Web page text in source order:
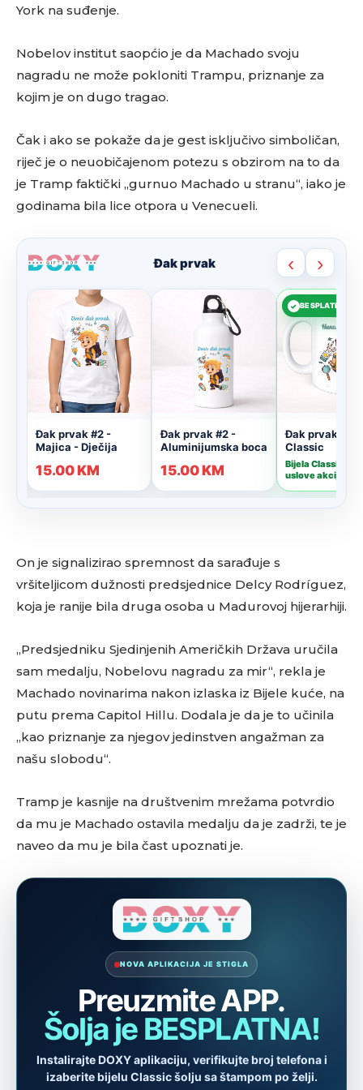
York na suđenje.
Nobelov institut saopćio je da Machado svoju
nagradu ne može pokloniti Trampu, priznanje za
kojim je on dugo tragao.
Čak i ako se pokaže da je gest isključivo simboličan,
riječ je o neuobičajenom potezu s obzirom na to da
je Tramp faktički „gurnuo Machado u stranu“, iako je
godinama bila lice otpora u Venecueli.
On je signalizirao spremnost da sarađuje s
vršiteljicom dužnosti predsjednice Delcy Rodríguez,
koja je ranije bila druga osoba u Madurovoj hijerarhiji.
„Predsjedniku Sjedinjenih Američkih Država uručila
sam medalju, Nobelovu nagradu za mir“, rekla je
Machado novinarima nakon izlaska iz Bijele kuće, na
putu prema Capitol Hillu. Dodala je da je to učinila
„kao priznanje za njegov jedinstven angažman za
našu slobodu“.
Tramp je kasnije na društvenim mrežama potvrdio
da mu je Machado ostavila medalju da je zadrži, te je
naveo da mu je bila čast upoznati je.